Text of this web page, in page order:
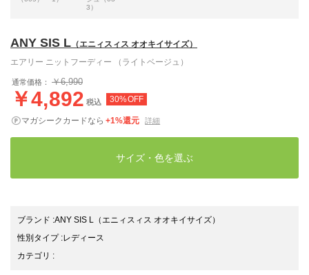
3）
ANY SIS L （エニィスィス オオキイサイズ）
エアリー ニットフーディー （ライトベージュ）
通常価格： ￥6,990
￥4,892 税込 30%OFF
マガシークカードなら +1%還元 詳細
サイズ・色を選ぶ
ブランド :ANY SIS L
（エニィスィス オオキイサイズ）
性別タイプ:レディース
カテゴリ :